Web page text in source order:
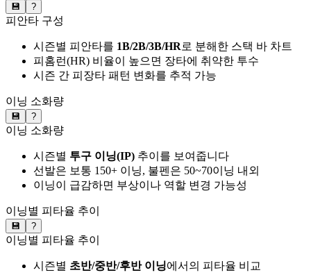
💾 ?
피안타 구성
시즌별 피안타를 1B/2B/3B/HR로 분해한 스택 바 차트
피홈런(HR) 비율이 높으면 장타에 취약한 투수
시즌 간 피장타 패턴 변화를 추적 가능
이닝 소화량
💾 ?
이닝 소화량
시즌별 투구 이닝(IP) 추이를 보여줍니다
선발은 보통 150+ 이닝, 불펜은 50~70이닝 내외
이닝이 급감하면 부상이나 역할 변경 가능성
이닝별 피타율 추이
💾 ?
이닝별 피타율 추이
시즌별 초반/중반/후반 이닝에서의 피타율 비교